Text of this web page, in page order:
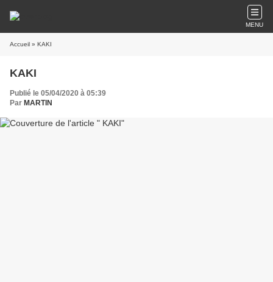
MENU
Accueil » KAKI
KAKI
Publié le 05/04/2020 à 05:39
Par MARTIN